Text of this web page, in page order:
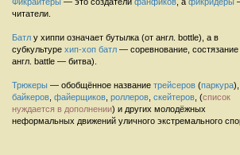
читатели.
Батл у хиппи означает бутылка (от англ. bottle), а в
субкультуре хип-хоп батл — соревнование, состязание
англ. battle — битва).
Трюкеры — обобщённое название трейсеров (паркура),
байкеров файерщиков роллеров скейтеров , (список
нуждается в дополнении) и других молодёжных
неформальных движений уличного экстремального